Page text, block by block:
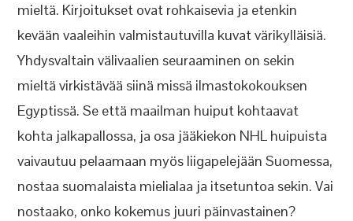
mieltä. Kirjoitukset ovat rohkaisevia ja etenkin
kevään vaaleihin valmistautuvilla kuvat värikylläisiä.
Yhdysvaltain välivaalien seuraaminen on sekin
mieltä virkistävää siinä missä ilmastokokouksen
Egyptissä. Se että maailman huiput kohtaavat
kohta jalkapallossa, ja osa jääkiekon NHL huipuista
vaivautuu pelaamaan myös liigapelejään Suomessa,
nostaa suomalaista mielialaa ja itsetuntoa sekin. Vai
nostaako, onko kokemus juuri päinvastainen?